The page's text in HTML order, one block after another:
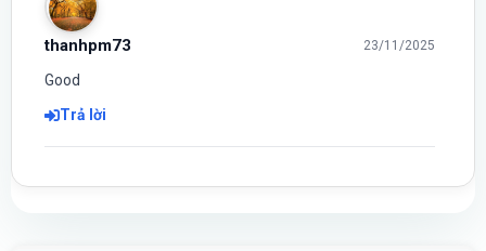
thanhpm73 23/11/2025
Good
Trả lời